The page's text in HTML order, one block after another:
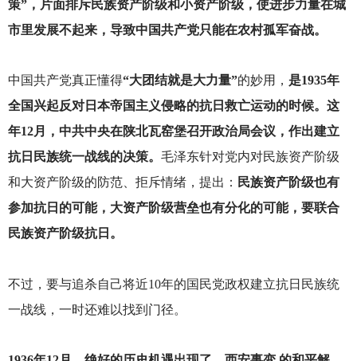
策”，片面排斥民族资产阶级和小资产阶级，使进步力量在城
市里发展不起来，导致中国共产党只能在农村孤军奋战。
中国共产党真正懂得“大团结就是大力量”的妙用， 是1935年
全国兴起反对日本帝国主义侵略的抗日救亡运动的时候。这
年12月，中共中央在陕北瓦窑堡召开政治局会议，作出建立
抗日民族统一战线的决策。 毛泽东针对党内对民族资产阶级
和大资产阶级的防范、拒斥情绪，提出： 民族资产阶级也有
参加抗日的可能，大资产阶级营垒也有分化的可能，要联合
民族资产阶级抗日。
不过，要与追杀自己将近10年的国民党政权建立抗日民族统
一战线，一时还难以找到门径。